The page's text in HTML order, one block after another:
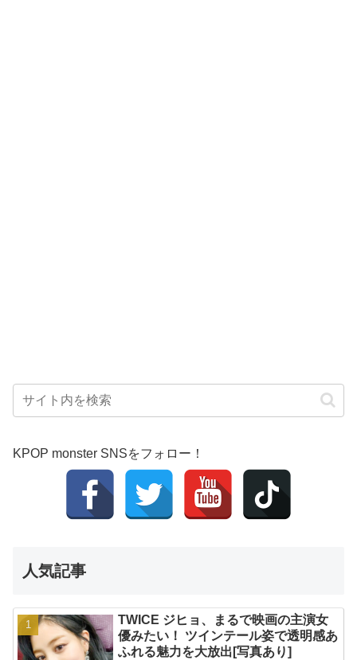
KPOP monster SNSをフォロー！
人気記事
TWICE ジヒョ、まるで映画の主演女
優みたい！ ツインテール姿で透明感あ
ふれる魅力を大放出[写真あり]